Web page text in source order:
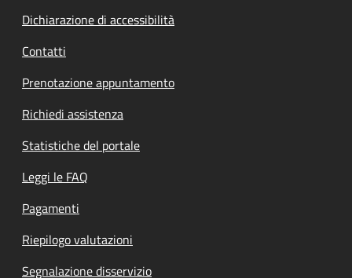
Dichiarazione di accessibilità
Contatti
Prenotazione appuntamento
Richiedi assistenza
Statistiche del portale
Leggi le FAQ
Pagamenti
Riepilogo valutazioni
Segnalazione disservizio